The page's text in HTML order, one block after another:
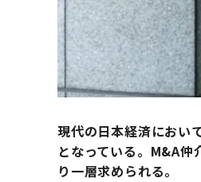
現代の日本経済におい
となっている。M&A
り一層求められる。